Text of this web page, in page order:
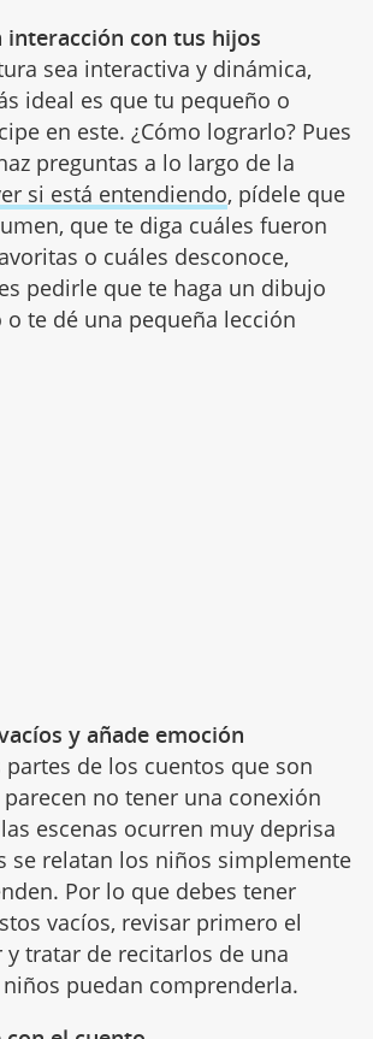
interacción con tus hijos
sea interactiva y dinámica,
ideal es que tu pequeño o
en este. ¿Cómo lograrlo? Pues
preguntas a lo largo de la
si está entendiendo, pídele que
que te diga cuáles fueron
o cuáles desconoce,
pedirle que te haga un dibujo
te dé una pequeña lección
y añade emoción
partes de los cuentos que son
no tener una conexión
escenas ocurren muy deprisa
se relatan los niños simplemente
Por lo que debes tener
vacíos, revisar primero el
y tratar de recitarlos de una
puedan comprenderla.